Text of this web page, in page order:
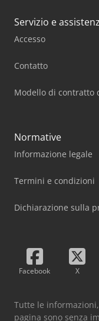
Servizio e
Accesso
Contatto
Modello di contratto
Normative
Informazione legale
Termini e condizioni
Dichiarazione sulla
Facebook X
Tutte le
pagina sono senza